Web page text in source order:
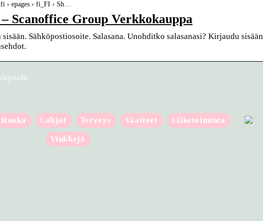
› epages › fi_FI › Sh…
Scanoffice Group Verkkokauppa
Sähköpostiosoite. Salasana. Unohditko salasanasi? Kirjaudu
Ruoka Lahjat Terveys Vaatteet
Liiketoiminta
Vinkkejä